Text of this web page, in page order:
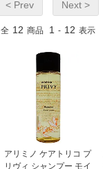
< Prev Next >
全 12 商品 1 - 12 表示
アリミノ ケアトリコ プ
リヴィ シャンプー モイ